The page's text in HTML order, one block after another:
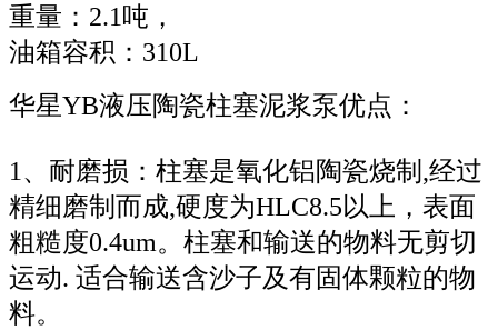
重量：2.1吨，
油箱容积：310L
华星YB液压陶瓷柱塞泥浆泵优点：
1、耐磨损：柱塞是氧化铝陶瓷烧制,经过
精细磨制而成,硬度为HLC8.5以上，表面
粗糙度0.4um。柱塞和输送的物料无剪切
运动. 适合输送含沙子及有固体颗粒的物
料。